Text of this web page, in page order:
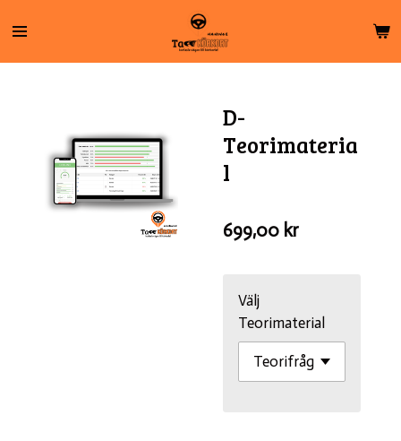
till
huvudinnehållet
D-
Teorimateria
l
699,00 kr
Välj
Teorimaterial